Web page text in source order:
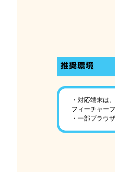
・対応端末は
フィーチャー
・一部ブラウ